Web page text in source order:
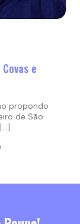
e
propondo
de São